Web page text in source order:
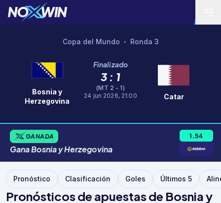
Copa del Mundo • Ronda 3
Bosnia y
Herzegovina
Finalizado
3 : 1
(MT 2 - 1)
24 jun 2026, 21:00
Catar
GANADA
GanaBosniayHerzegovina
1.54
Pronóstico Clasificación Goles Últimos 5
Pronósticos de apuestas de Bosnia y